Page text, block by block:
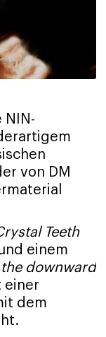
NIN-
von DM
Teeth
einem
the downward
einer
dem